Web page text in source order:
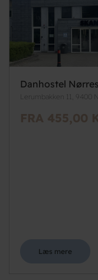
Danhostel
Lerumbakken 11, 9400
FRA 455,00
Læs mere